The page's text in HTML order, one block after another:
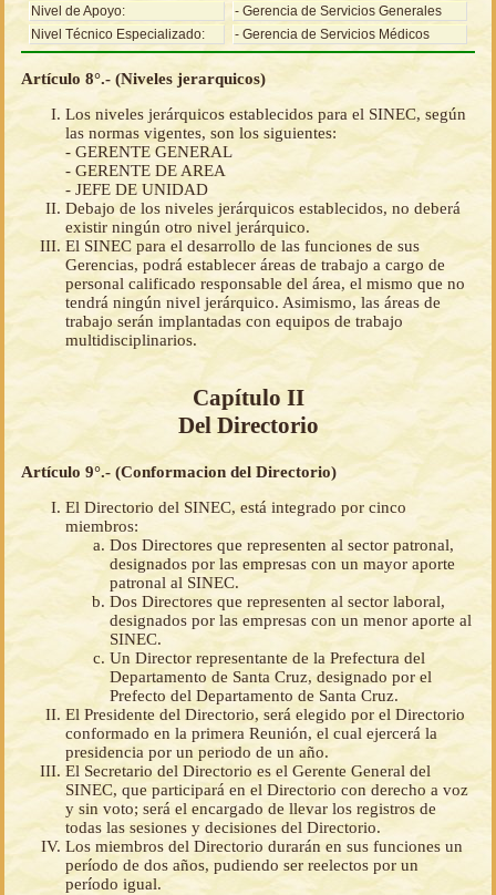
Nivel de Apoyo:
- Gerencia de Servicios Generales
Nivel Técnico Especializado:
- Gerencia de Servicios Médicos
Artículo 8°.- (Niveles jerarquicos)
Los niveles jerárquicos establecidos para el SINEC, según
las normas vigentes, son los siguientes:
- GERENTE GENERAL
- GERENTE DE AREA
- JEFE DE UNIDAD
Debajo de los niveles jerárquicos establecidos, no deberá
existir ningún otro nivel jerárquico.
El SINEC para el desarrollo de las funciones de sus
Gerencias, podrá establecer áreas de trabajo a cargo de
personal calificado responsable del área, el mismo que no
tendrá ningún nivel jerárquico. Asimismo, las áreas de
trabajo serán implantadas con equipos de trabajo
multidisciplinarios.
Capítulo II
Del Directorio
Artículo 9°.- (Conformacion del Directorio)
El Directorio del SINEC, está integrado por cinco
miembros:
Dos Directores que representen al sector patronal,
designados por las empresas con un mayor aporte
patronal al SINEC.
Dos Directores que representen al sector laboral,
designados por las empresas con un menor aporte al
SINEC.
Un Director representante de la Prefectura del
Departamento de Santa Cruz, designado por el
Prefecto del Departamento de Santa Cruz.
El Presidente del Directorio, será elegido por el Directorio
conformado en la primera Reunión, el cual ejercerá la
presidencia por un periodo de un año.
El Secretario del Directorio es el Gerente General del
SINEC, que participará en el Directorio con derecho a voz
y sin voto; será el encargado de llevar los registros de
todas las sesiones y decisiones del Directorio.
Los miembros del Directorio durarán en sus funciones un
período de dos años, pudiendo ser reelectos por un
período igual.